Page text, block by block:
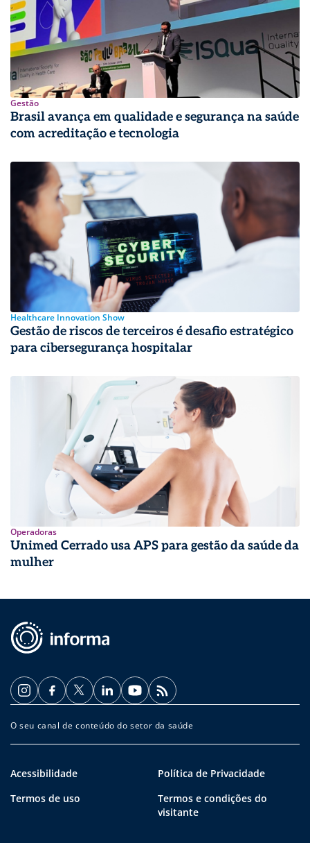
Gestão
Brasil avança em qualidade e segurança na saúde
com acreditação e tecnologia
Healthcare Innovation Show
Gestão de riscos de terceiros é desafio estratégico
para cibersegurança hospitalar
Operadoras
Unimed Cerrado usa APS para gestão da saúde da
mulher
O seu canal de conteúdo do setor da saúde
Acessibilidade
Política de Privacidade
Termos de uso
Termos e condições do
visitante